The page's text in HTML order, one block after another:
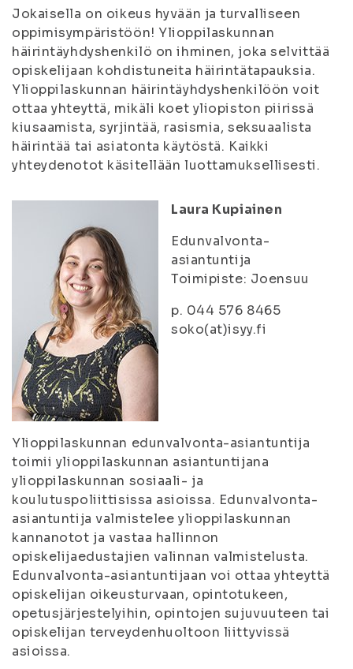
Jokaisella on oikeus hyvään ja turvalliseen
oppimisympäristöön! Ylioppilaskunnan
häirintäyhdyshenkilö on ihminen, joka selvittää
opiskelijaan kohdistuneita häirintätapauksia.
Ylioppilaskunnan häirintäyhdyshenkilöön voit
ottaa yhteyttä, mikäli koet yliopiston piirissä
kiusaamista, syrjintää, rasismia, seksuaalista
häirintää tai asiatonta käytöstä. Kaikki
yhteydenotot käsitellään luottamuksellisesti.
Laura Kupiainen
Edunvalvonta-
asiantuntija
Toimipiste: Joensuu
p. 044 576 8465
soko(at)isyy.fi
Ylioppilaskunnan edunvalvonta-asiantuntija
toimii ylioppilaskunnan asiantuntijana
ylioppilaskunnan sosiaali- ja
koulutuspoliittisissa asioissa. Edunvalvonta-
asiantuntija valmistelee ylioppilaskunnan
kannanotot ja vastaa hallinnon
opiskelijaedustajien valinnan valmistelusta.
Edunvalvonta-asiantuntijaan voi ottaa yhteyttä
opiskelijan oikeusturvaan, opintotukeen,
opetusjärjestelyihin, opintojen sujuvuuteen tai
opiskelijan terveydenhuoltoon liittyvissä
asioissa.